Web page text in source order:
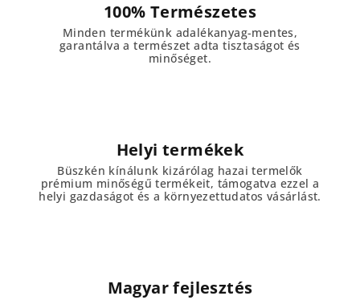
100% Természetes
Minden termékünk adalékanyag-mentes,
garantálva a természet adta tisztaságot és
minőséget.
Helyi termékek
Büszkén kínálunk kizárólag hazai termelők
prémium minőségű termékeit, támogatva ezzel a
helyi gazdaságot és a környezettudatos vásárlást.
Magyar fejlesztés